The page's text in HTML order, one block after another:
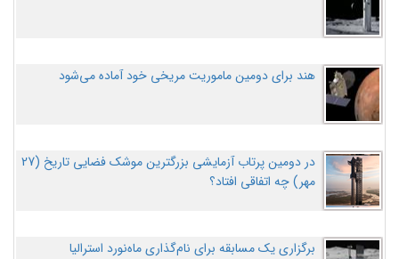
هند برای دومین ماموریت مریخی خود آماده می‌شود
در دومین پرتاب آزمایشی بزرگترین موشک فضایی تاریخ (27
مهر‌) چه اتفاقی افتاد؟
برگزاری یک مسابقه برای نام‌گذاری ماه‌نورد استرالیا